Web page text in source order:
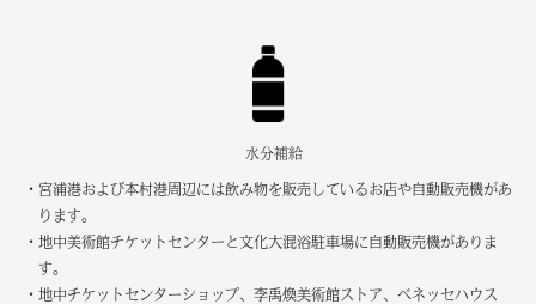
水分補給
・宮浦港および本村港周辺には飲み物を販売しているお店や自動販売機があ
ります。
・地中美術館チケットセンターと文化大混浴駐車場に自動販売機がありま
す。
・地中チケットセンターショップ、李禹煥美術館ストア、ベネッセハウス